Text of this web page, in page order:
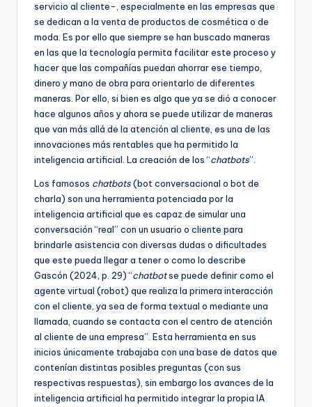
servicio al cliente-, especialmente en las empresas que
se dedican a la venta de productos de cosmética o de
moda. Es por ello que siempre se han buscado maneras
en las que la tecnología permita facilitar este proceso y
hacer que las compañías puedan ahorrar ese tiempo,
dinero y mano de obra para orientarlo de diferentes
maneras. Por ello, si bien es algo que ya se dió a conocer
hace algunos años y ahora se puede utilizar de maneras
que van más allá de la atención al cliente, es una de las
innovaciones más rentables que ha permitido la
inteligencia artificial. La creación de los “chatbots”.
Los famosos chatbots(bot conversacional o bot de
charla) son una herramienta potenciada por la
inteligencia artificial que es capaz de simular una
conversación “real” con un usuario o cliente para
brindarle asistencia con diversas dudas o dificultades
que este pueda llegar a tener o como lo describe
Gascón (2024, p. 29) “chatbotse puede definir como el
agente virtual (robot) que realiza la primera interacción
con el cliente, ya sea de forma textual o mediante una
llamada, cuando se contacta con el centro de atención
al cliente de una empresa”. Esta herramienta en sus
inicios únicamente trabajaba con una base de datos que
contenían distintas posibles preguntas (con sus
respectivas respuestas), sin embargo los avances de la
inteligencia artificial ha permitido integrar la propia IA